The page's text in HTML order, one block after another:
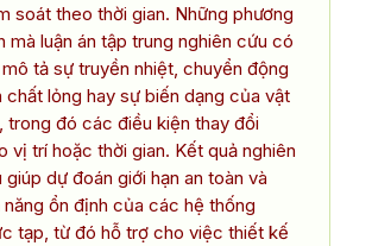
soát theo thời gian. Những phương
mà luận án tập trung nghiên cứu có
tả sự truyền nhiệt, chuyển động
chất lỏng hay sự biến dạng của vật
trong đó các điều kiện thay đổi
vị trí hoặc thời gian. Kết quả nghiên
giúp dự đoán giới hạn an toàn và
năng ổn định của các hệ thống
tạp, từ đó hỗ trợ cho việc thiết kế